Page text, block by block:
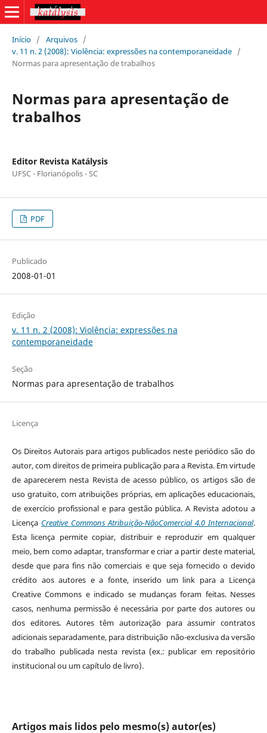
Início / Arquivos /
v. 11 n. 2 (2008): Violência: expressões na contemporaneidade /
Normas para apresentação de trabalhos
Normas para apresentação de
trabalhos
Editor Revista Katálysis
UFSC - Florianópolis - SC
PDF
Publicado
2008-01-01
Edição
v. 11 n. 2 (2008): Violência: expressões na
contemporaneidade
Seção
Normas para apresentação de trabalhos
Licença
Os Direitos Autorais para artigos publicados neste periódico são do
autor, com direitos de primeira publicação para a Revista. Em virtude
de aparecerem nesta Revista de acesso público, os artigos são de
uso gratuito, com atribuições próprias, em aplicações educacionais,
de exercício profissional e para gestão pública. A Revista adotou a
Licença Creative Commons Atribuição-NãoComercial 4.0 Internacional.
Esta licença permite copiar, distribuir e reproduzir em qualquer
meio, bem como adaptar, transformar e criar a partir deste material,
desde que para fins não comerciais e que seja fornecido o devido
crédito aos autores e a fonte, inserido um link para a Licença
Creative Commons e indicado se mudanças foram feitas. Nesses
casos, nenhuma permissão é necessária por parte dos autores ou
dos editores.Autores têm autorização para assumir contratos
adicionais separadamente, para distribuição não-exclusiva da versão
do trabalho publicada nesta revista (ex.: publicar em repositório
institucional ou um capítulo de livro).
Artigos mais lidos pelo mesmo(s) autor(es)